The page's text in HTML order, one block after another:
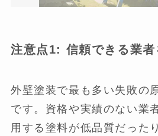
注意点1: 信頼できる業者
外壁塗装で最も多い失敗の
です。資格や実績のない業
用する塗料が低品質だった